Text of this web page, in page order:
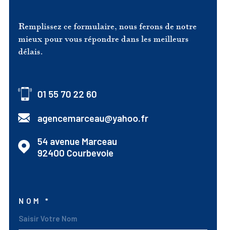
Remplissez ce formulaire, nous ferons de notre
mieux pour vous répondre dans les meilleurs
délais.
01 55 70 22 60
agencemarceau@yahoo.fr
54 avenue Marceau
92400
Courbevoie
NOM *